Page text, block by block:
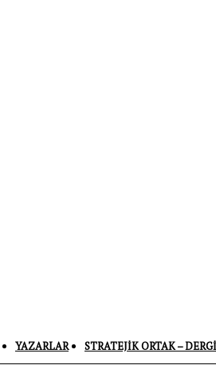
YAZARLAR STRATEJIK ORTAK – DERGI